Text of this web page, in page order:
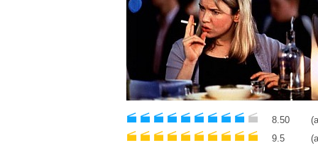
8.50
9.5